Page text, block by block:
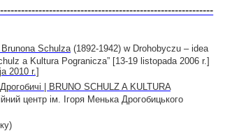
Schulza(1892-1942) w Drohobyczu – idea
a Kultura Pogranicza” [13-19 listopada 2006 r.]
2010 r.]
| BRUNO SCHULZ A KULTURA
центр ім. Ігоря Менька Дрогобицького